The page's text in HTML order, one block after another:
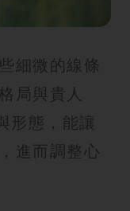
細微的線條
局與貴人
形態，能讓
進而調整心